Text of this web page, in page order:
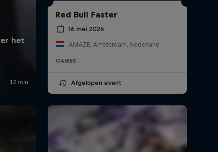
Red Bull Faster
16 mei 2026
AMAZE, Amsterdam, Nederland
GAMES
Afgelopen event